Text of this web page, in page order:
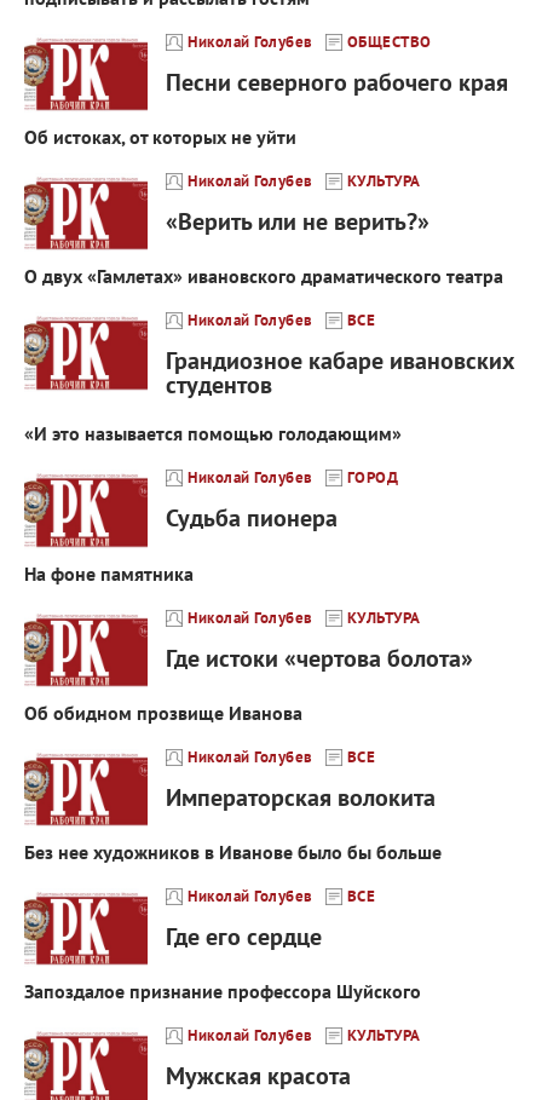
Николай Голубев ОБЩЕСТВО
Песни северного рабочего края
Об истоках, от которых не уйти
Николай Голубев КУЛЬТУРА
«Верить или не верить?»
О двух «Гамлетах» ивановского драматического театра
Николай Голубев ВСЕ
Грандиозное кабаре ивановских
студентов
«И это называется помощью голодающим»
Николай Голубев ГОРОД
Судьба пионера
На фоне памятника
Николай Голубев КУЛЬТУРА
Где истоки «чертова болота»
Об обидном прозвище Иванова
Николай Голубев ВСЕ
Императорская волокита
Без нее художников в Иванове было бы больше
Николай Голубев ВСЕ
Где его сердце
Запоздалое признание профессора Шуйского
Николай Голубев КУЛЬТУРА
Мужская красота